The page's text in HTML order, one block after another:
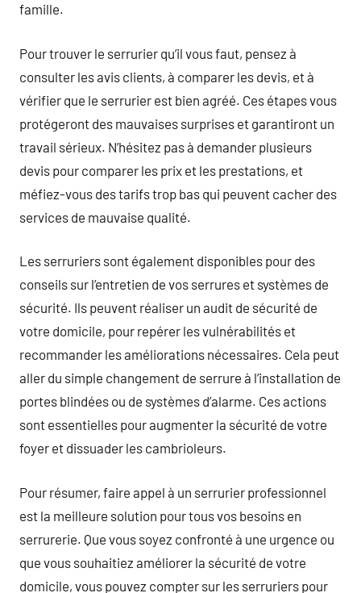
famille.
Pour trouver le serrurier qu’il vous faut, pensez à
consulter les avis clients, à comparer les devis, et à
vérifier que le serrurier est bien agréé. Ces étapes vous
protégeront des mauvaises surprises et garantiront un
travail sérieux. N’hésitez pas à demander plusieurs
devis pour comparer les prix et les prestations, et
méfiez-vous des tarifs trop bas qui peuvent cacher des
services de mauvaise qualité.
Les serruriers sont également disponibles pour des
conseils sur l’entretien de vos serrures et systèmes de
sécurité. Ils peuvent réaliser un audit de sécurité de
votre domicile, pour repérer les vulnérabilités et
recommander les améliorations nécessaires. Cela peut
aller du simple changement de serrure à l’installation de
portes blindées ou de systèmes d’alarme. Ces actions
sont essentielles pour augmenter la sécurité de votre
foyer et dissuader les cambrioleurs.
Pour résumer, faire appel à un serrurier professionnel
est la meilleure solution pour tous vos besoins en
serrurerie. Que vous soyez confronté à une urgence ou
que vous souhaitiez améliorer la sécurité de votre
domicile, vous pouvez compter sur les serruriers pour